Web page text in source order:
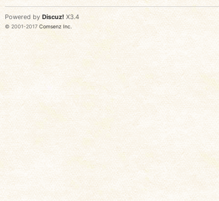
Powered by Discuz! X3.4
© 2001-2017 Comsenz Inc.